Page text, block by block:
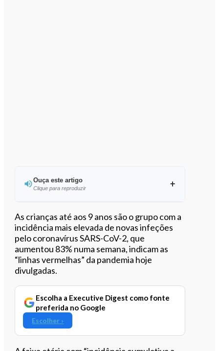
Ouça este artigo
Clique para reproduzir
Ouvir este artigo
As crianças até aos 9 anos são o grupo com a
incidência mais elevada de novas infeções
pelo coronavírus SARS-CoV-2, que
aumentou 83% numa semana, indicam as
“linhas vermelhas” da pandemia hoje
divulgadas.
Escolha a Executive Digest como fonte
preferida no Google
Escolher ›